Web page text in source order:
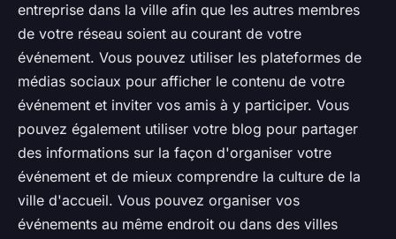
entreprise dans la ville afin que les autres membres
de votre réseau soient au courant de votre
événement. Vous pouvez utiliser les plateformes de
médias sociaux pour afficher le contenu de votre
événement et inviter vos amis à y participer. Vous
pouvez également utiliser votre blog pour partager
des informations sur la façon d'organiser votre
événement et de mieux comprendre la culture de la
ville d'accueil. Vous pouvez organiser vos
événements au même endroit ou dans des villes